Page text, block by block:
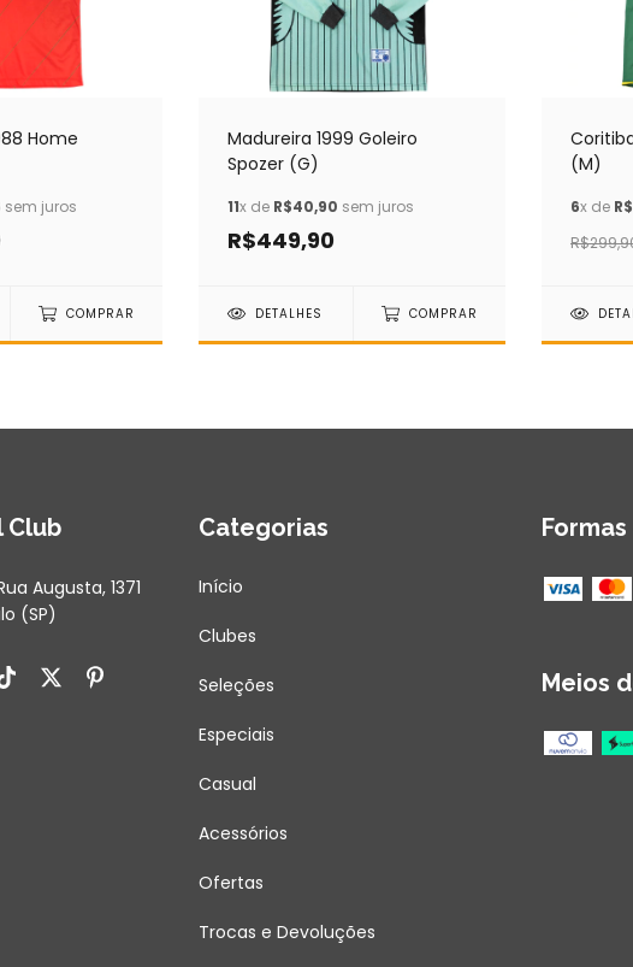
Home
sem juros
COMPRAR
Madureira 1999 Goleiro
Spozer (G)
11x de R$40,90 sem juros
R$449,90
DETALHES COMPRAR
(M)
6x de
Club
Augusta, 1371
(SP)
Categorias
Início
Clubes
Seleções
Especiais
Casual
Acessórios
Ofertas
Trocas e Devoluções
Meios